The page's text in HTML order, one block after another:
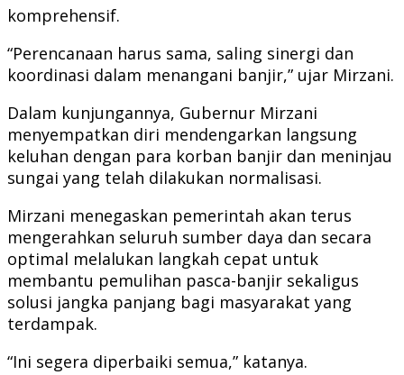
komprehensif.
“Perencanaan harus sama, saling sinergi dan
koordinasi dalam menangani banjir,” ujar Mirzani.
Dalam kunjungannya, Gubernur Mirzani
menyempatkan diri mendengarkan langsung
keluhan dengan para korban banjir dan meninjau
sungai yang telah dilakukan normalisasi.
Mirzani menegaskan pemerintah akan terus
mengerahkan seluruh sumber daya dan secara
optimal melalukan langkah cepat untuk
membantu pemulihan pasca-banjir sekaligus
solusi jangka panjang bagi masyarakat yang
terdampak.
“Ini segera diperbaiki semua,” katanya.